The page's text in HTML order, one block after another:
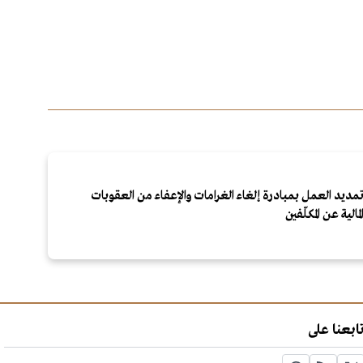
تمديد العمل بمبادرة إلغاء الغرامات والإعفاء من العقوبات
المالية عن المكلّفين
على